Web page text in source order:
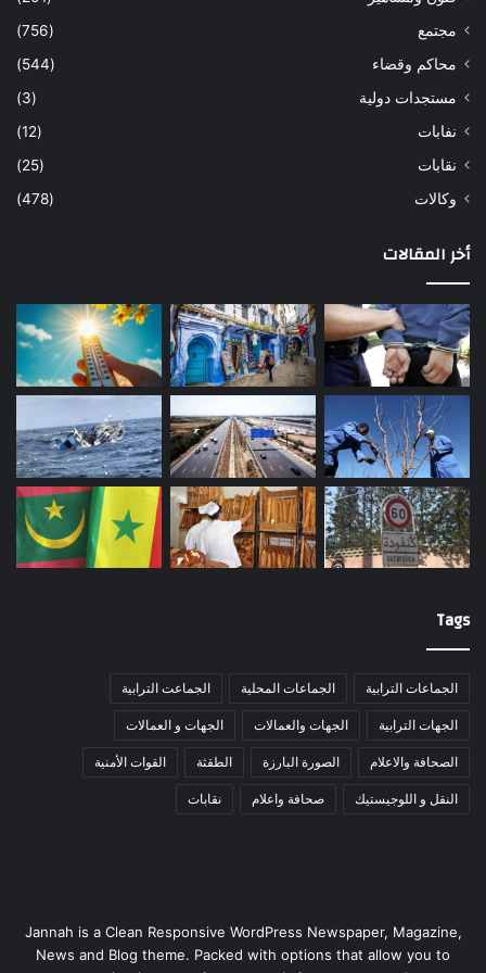
مجتمع
(756)
محاكم وقضاء
(544)
مستجدات دولية
(3)
نفابات
(12)
نقابات
(25)
وكالات
(478)
أخر المقالات
Tags
الجماعات الترابية الجماعات المحلية الجماعت الترابية
الجهات الترابية الجهات والعمالات الجهات و العمالات
الصحافة والاعلام الصورة البارزة الطقثة القوات الأمنية
النقل و اللوجيستيك صحافة واعلام نقابات
Jannah is a Clean Responsive WordPress Newspaper, Magazine,
News and Blog theme. Packed with options that allow you to